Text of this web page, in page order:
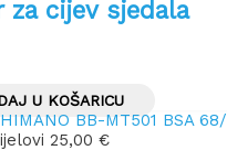
za cijev sjedala
U KOŠARICU
25,00 €